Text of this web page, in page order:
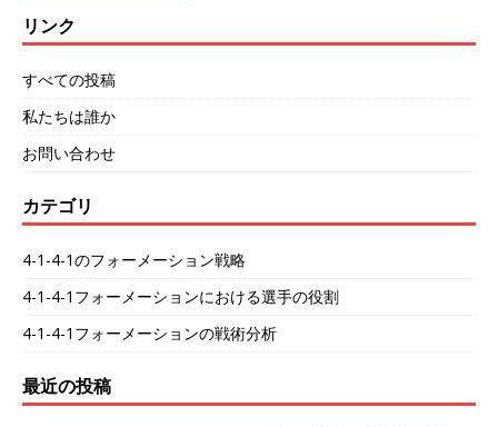
リンク
すべての投稿
私たちは誰か
お問い合わせ
カテゴリ
4-1-4-1のフォーメーション戦略
4-1-4-1フォーメーションにおける選手の役割
4-1-4-1フォーメーションの戦術分析
最近の投稿